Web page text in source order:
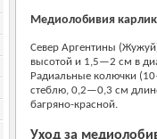
Медиолобивия
Север Аргентины
высотой и 1,5—2 см в
Радиальные колючки
стеблю, 0,2—0,3 см
багряно-красной.
Уход за